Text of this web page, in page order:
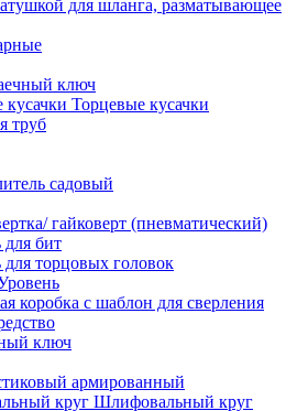
для шланга, разматывающее
ключ
Торцевые кусачки
труб
садовый
гайковерт (пневматический)
для бит
для торцовых головок
коробка с шаблон для сверления
ключ
армированный
Шлифовальный круг